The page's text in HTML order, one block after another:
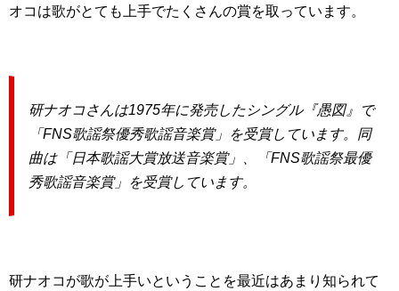
オコは歌がとても上手でたくさんの賞を取っています。
研ナオコさんは1975年に発売したシングル『愚図』で
「FNS歌謡祭優秀歌謡音楽賞」を受賞しています。同
曲は「日本歌謡大賞放送音楽賞」、「FNS歌謡祭最優
秀歌謡音楽賞」を受賞しています。
研ナオコが歌が上手いということを最近はあまり知られて